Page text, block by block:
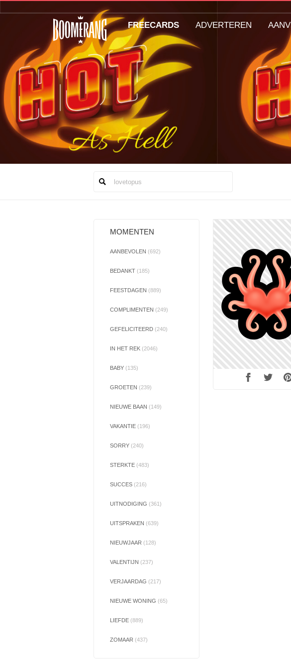
MOMENTEN
AANBEVOLEN (692)
BEDANKT (185)
FEESTDAGEN (889)
COMPLIMENTEN (249)
GEFELICITEERD (240)
IN HET REK (2046)
BABY (135)
GROETEN (239)
NIEUWE BAAN (149)
VAKANTIE (196)
SORRY (240)
STERKTE (483)
SUCCES (216)
UITNODIGING (361)
UITSPRAKEN (639)
NIEUWJAAR (128)
VALENTIJN (237)
VERJAARDAG (217)
NIEUWE WONING (65)
LIEFDE (889)
ZOMAAR (437)
FREECARDS ADVERTEREN